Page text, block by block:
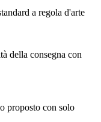
a regola d'arte
della consegna con
proposto con solo